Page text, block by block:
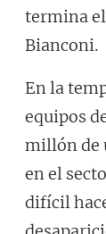
termina
Bianconi.
En la
equipos
millón de
en el
difícil